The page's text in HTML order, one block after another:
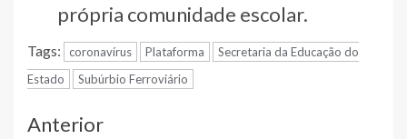
própria comunidade escolar.
Tags: coronavírus Plataforma
Secretaria da Educação do
Estado
Subúrbio Ferroviário
Navegação
Anterior